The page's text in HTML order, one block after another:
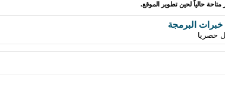
متاحة حالياً لحين تطوير الموقع.
خبرات البرمجة
حصريا